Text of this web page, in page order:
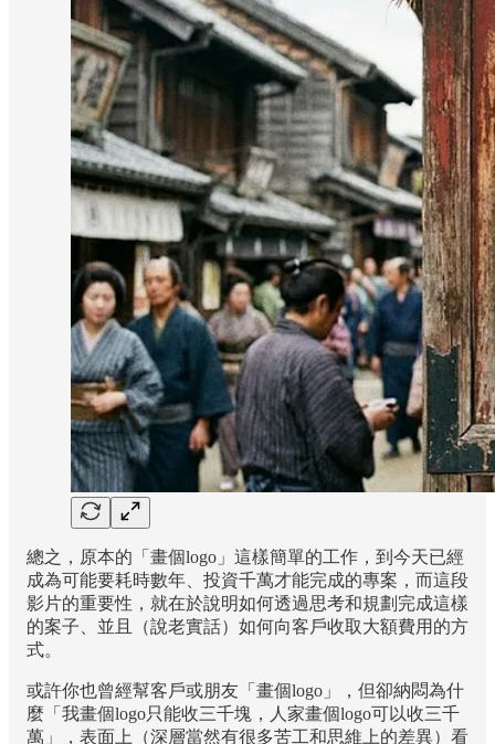
總之，原本的「畫個logo」這樣簡單的工作，到今天已經
成為可能要耗時數年、投資千萬才能完成的專案，而這段
影片的重要性，就在於說明如何透過思考和規劃完成這樣
的案子、並且（說老實話）如何向客戶收取大額費用的方
式。
或許你也曾經幫客戶或朋友「畫個logo」，但卻納悶為什
麼「我畫個logo只能收三千塊，人家畫個logo可以收三千
萬」，表面上（深層當然有很多苦工和思維上的差異）看